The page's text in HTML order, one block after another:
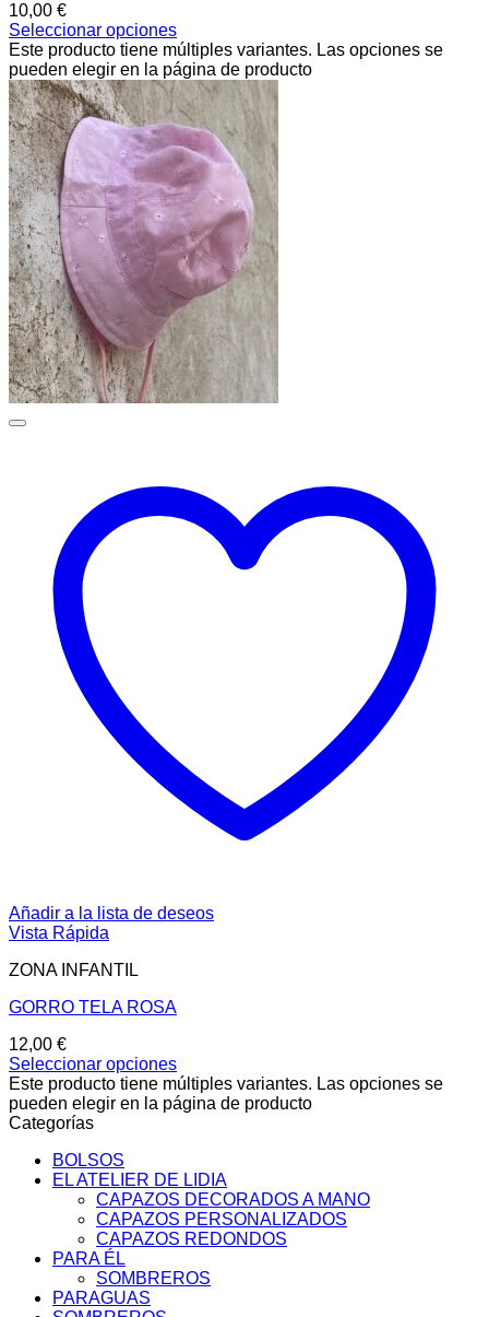
10,00 €
Seleccionar opciones
Este producto tiene múltiples variantes. Las opciones se
pueden elegir en la página de producto
Añadir a la lista de deseos
Vista Rápida
ZONA INFANTIL
GORRO TELA ROSA
12,00 €
Seleccionar opciones
Este producto tiene múltiples variantes. Las opciones se
pueden elegir en la página de producto
Categorías
BOLSOS
EL ATELIER DE LIDIA
CAPAZOS DECORADOS A MANO
CAPAZOS PERSONALIZADOS
CAPAZOS REDONDOS
PARA ÉL
SOMBREROS
PARAGUAS